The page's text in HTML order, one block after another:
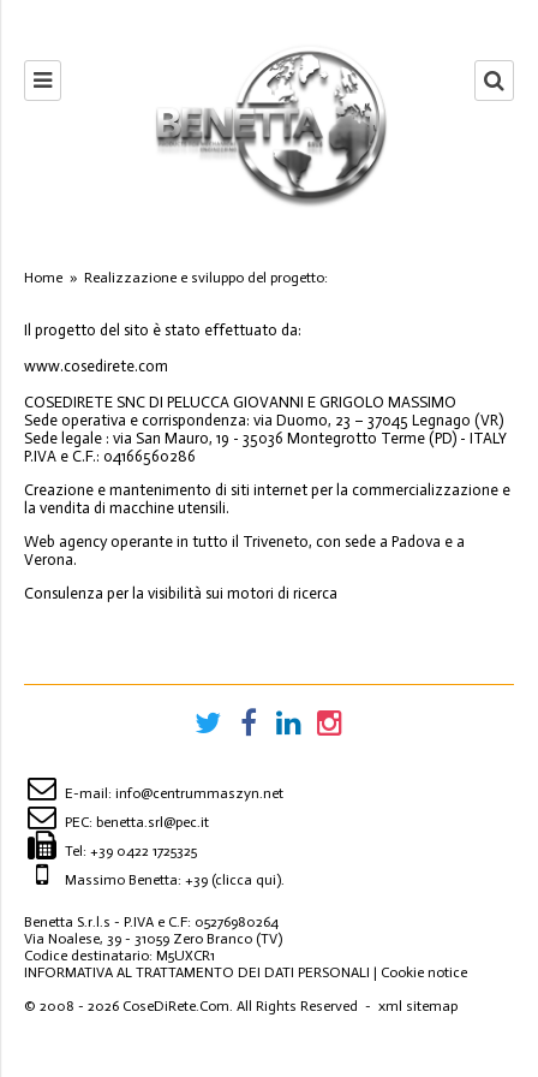
Home » Realizzazione e sviluppo del progetto:
Il progetto del sito è stato effettuato da:
www.cosedirete.com
COSEDIRETE SNC DI PELUCCA GIOVANNI E GRIGOLO MASSIMO
Sede operativa e corrispondenza: via Duomo, 23 – 37045 Legnago (VR)
Sede legale : via San Mauro, 19 - 35036 Montegrotto Terme (PD) - ITALY
P.IVA e C.F.: 04166560286
Creazione e mantenimento di siti internet per la commercializzazione e
la vendita di macchine utensili.
Web agency operante in tutto il Triveneto, con sede a Padova e a
Verona.
Consulenza per la visibilità sui motori di ricerca
E-mail: info@centrummaszyn.net
PEC: benetta.srl@pec.it
Tel: +39 0422 1725325
Massimo Benetta: +39 (clicca qui).
Benetta S.r.l.s - P.IVA e C.F: 05276980264
Via Noalese, 39 - 31059 Zero Branco (TV)
Codice destinatario: M5UXCR1
INFORMATIVA AL TRATTAMENTO DEI DATI PERSONALI | Cookie notice
© 2008 - 2026 CoseDiRete.Com. All Rights Reserved - xml sitemap